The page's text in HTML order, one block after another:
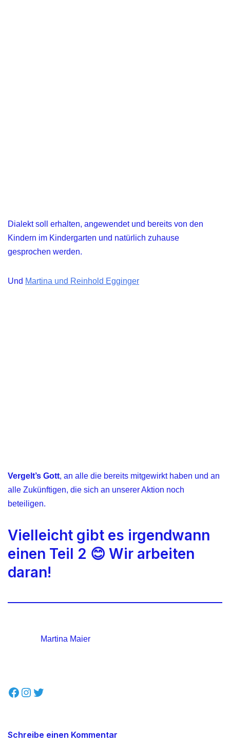
Dialekt soll erhalten, angewendet und bereits von den
Kindern im Kindergarten und natürlich zuhause
gesprochen werden.
Und Martina und Reinhold Egginger
Vergelt’s Gott, an alle die bereits mitgewirkt haben und an
alle Zukünftigen, die sich an unserer Aktion noch
beteiligen.
Vielleicht gibt es irgendwann
einen Teil 2 😊 Wir arbeiten
daran!
Martina Maier
Schreibe einen Kommentar